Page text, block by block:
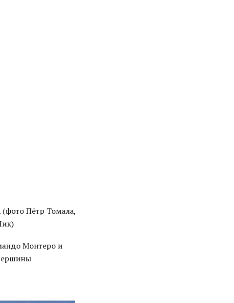
Пётр Томала,
Монтеро и